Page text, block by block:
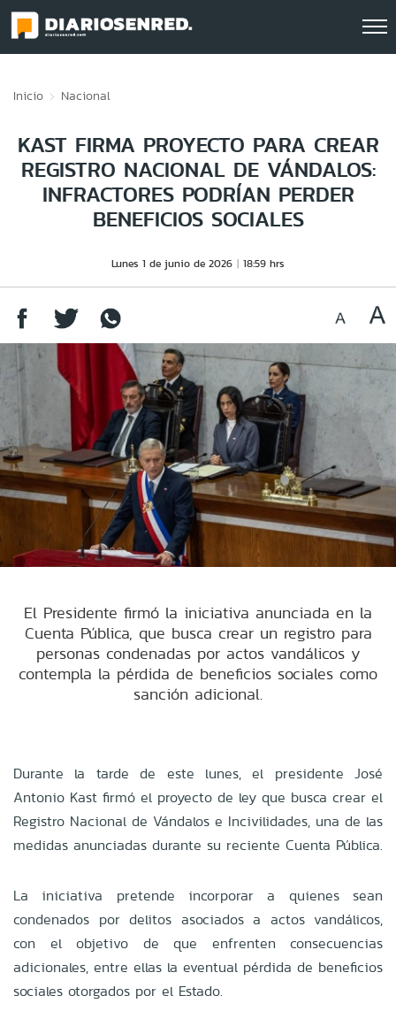
Inicio Nacional
KAST FIRMA PROYECTO PARA CREAR
REGISTRO NACIONAL DE VÁNDALOS:
INFRACTORES PODRÍAN PERDER
BENEFICIOS SOCIALES
Lunes 1 de junio de 2026 18:59 hrs
El Presidente firmó la iniciativa anunciada en la
Cuenta Pública, que busca crear un registro para
personas condenadas por actos vandálicos y
contempla la pérdida de beneficios sociales como
sanción adicional.
Durante la tarde de este lunes, el presidente José
Antonio Kast firmó el proyecto de ley que busca crear el
Registro Nacional de Vándalos e Incivilidades, una de las
medidas anunciadas durante su reciente Cuenta Pública.
La iniciativa pretende incorporar a quienes sean
condenados por delitos asociados a actos vandálicos,
con el objetivo de que enfrenten consecuencias
adicionales, entre ellas la eventual pérdida de beneficios
sociales otorgados por el Estado.